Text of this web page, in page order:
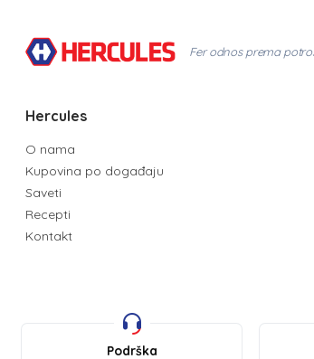
Fer odnos prema
Hercules
O nama
Kupovina po događaju
Saveti
Recepti
Kontakt
Podrška